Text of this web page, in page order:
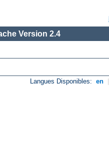
Version 2.4
Langues Disponibles: en